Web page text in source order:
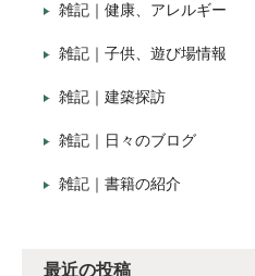
雑記｜健康、アレルギー
雑記｜子供、遊び場情報
雑記｜建築探訪
雑記｜日々のブログ
雑記｜書籍の紹介
最近の投稿